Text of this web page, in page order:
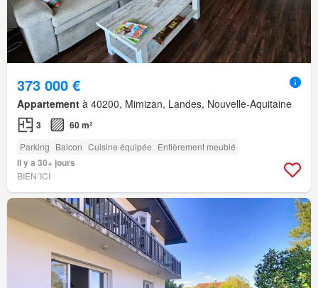
373 000 €
Appartement à 40200, Mimizan, Landes, Nouvelle-Aquitaine
3 60 m²
Parking Balcon Cuisine équipée Entièrement meublé
Il y a 30+ jours
BIEN´ICI